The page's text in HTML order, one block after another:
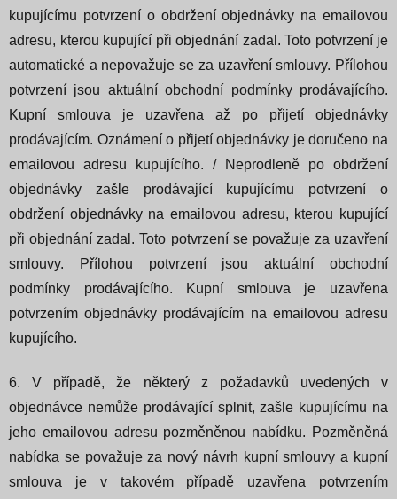
kupujícímu potvrzení o obdržení objednávky na emailovou
adresu, kterou kupující při objednání zadal. Toto potvrzení je
automatické a nepovažuje se za uzavření smlouvy. Přílohou
potvrzení jsou aktuální obchodní podmínky prodávajícího.
Kupní smlouva je uzavřena až po přijetí objednávky
prodávajícím. Oznámení o přijetí objednávky je doručeno na
emailovou adresu kupujícího. / Neprodleně po obdržení
objednávky zašle prodávající kupujícímu potvrzení o
obdržení objednávky na emailovou adresu, kterou kupující
při objednání zadal. Toto potvrzení se považuje za uzavření
smlouvy.
Přílohou potvrzení jsou aktuální obchodní
podmínky prodávajícího. Kupní smlouva je uzavřena
potvrzením objednávky prodávajícím na emailovou adresu
kupujícího.
6. V případě, že některý z požadavků uvedených v
objednávce nemůže prodávající splnit, zašle kupujícímu na
jeho emailovou adresu pozměněnou nabídku. Pozměněná
nabídka se považuje za nový návrh kupní smlouvy a kupní
smlouva je v takovém případě uzavřena potvrzením